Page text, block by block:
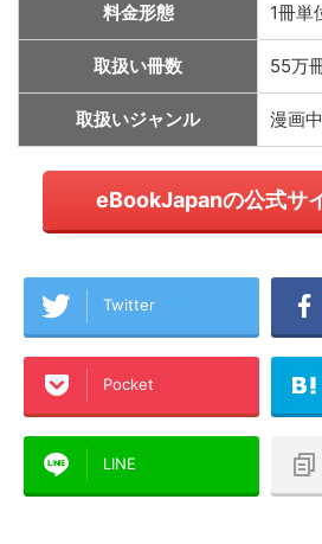
料金形態 1冊単
取扱い冊数 55万
取扱いジャンル 漫画
eBookJapanの公式サ
Twitter
Pocket
LINE